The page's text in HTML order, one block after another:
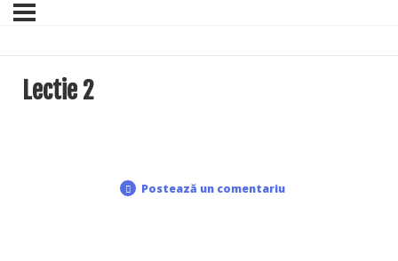
Lectie 2
Postează un comentariu